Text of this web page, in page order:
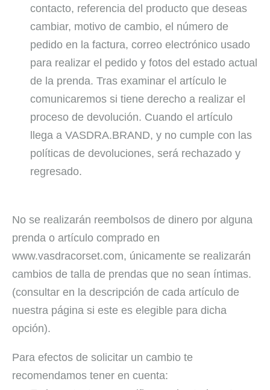
contacto, referencia del producto que deseas
cambiar, motivo de cambio, el número de
pedido en la factura, correo electrónico usado
para realizar el pedido y fotos del estado actual
de la prenda. Tras examinar el artículo le
comunicaremos si tiene derecho a realizar el
proceso de devolución. Cuando el artículo
llega a VASDRA.BRAND, y no cumple con las
políticas de devoluciones, será rechazado y
regresado.
No se realizarán reembolsos de dinero por alguna
prenda o artículo comprado en
www.vasdracorset.com, únicamente se realizarán
cambios de talla de prendas que no sean íntimas.
(consultar en la descripción de cada artículo de
nuestra página si este es elegible para dicha
opción).
Para efectos de solicitar un cambio te
recomendamos tener en cuenta: